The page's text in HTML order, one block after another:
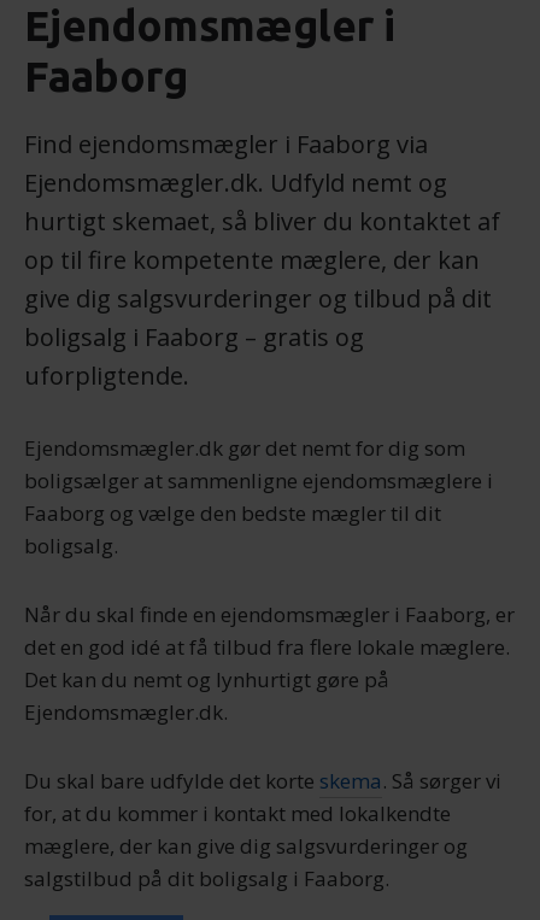
Ejendomsmægler i
Faaborg
Find ejendomsmægler i Faaborg via
Ejendomsmægler.dk. Udfyld nemt og
hurtigt skemaet, så bliver du kontaktet af
op til fire kompetente mæglere, der kan
give dig salgsvurderinger og tilbud på dit
boligsalg i Faaborg – gratis og
uforpligtende.
Ejendomsmægler.dk gør det nemt for dig som
boligsælger at sammenligne ejendomsmæglere i
Faaborg og vælge den bedste mægler til dit
boligsalg.
Når du skal finde en ejendomsmægler i Faaborg, er
det en god idé at få tilbud fra flere lokale mæglere.
Det kan du nemt og lynhurtigt gøre på
Ejendomsmægler.dk.
Du skal bare udfylde det korte skema. Så sørger vi
for, at du kommer i kontakt med lokalkendte
mæglere, der kan give dig salgsvurderinger og
salgstilbud på dit boligsalg i Faaborg.